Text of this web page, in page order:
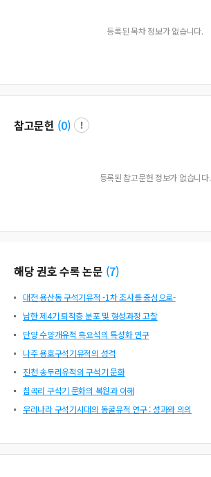
등록된 목차 정보가 없습니다.
참고문헌 (0)
등록된 참고문헌 정보가 없습니다.
해당 권호 수록 논문 (7)
대전 용산동 구석기유적 -1차 조사를 중심으로-
남한 제4기 퇴적층 분포 및 형성과정 고찰
단양 수양개유적 흑요석의 특성화 연구
나주 용호구석기유적의 성격
진천 송두리유적의 구석기 문화
침곡리 구석기 문화의 복원과 이해
우리나라 구석기시대의 동굴유적 연구 : 성과와 의의